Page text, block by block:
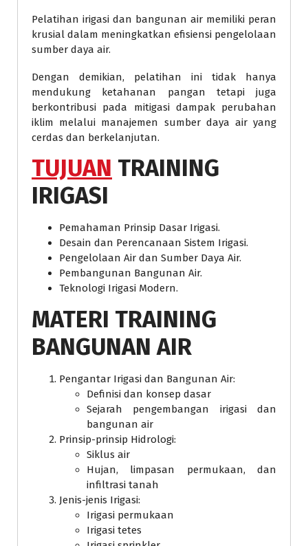
Pelatihan irigasi dan bangunan air memiliki peran
krusial dalam meningkatkan efisiensi pengelolaan
sumber daya air.
Dengan demikian, pelatihan ini tidak hanya
mendukung ketahanan pangan tetapi juga
berkontribusi pada mitigasi dampak perubahan
iklim melalui manajemen sumber daya air yang
cerdas dan berkelanjutan.
TUJUAN TRAINING
IRIGASI
Pemahaman Prinsip Dasar Irigasi.
Desain dan Perencanaan Sistem Irigasi.
Pengelolaan Air dan Sumber Daya Air.
Pembangunan Bangunan Air.
Teknologi Irigasi Modern.
MATERI TRAINING
BANGUNAN AIR
Pengantar Irigasi dan Bangunan Air:
Definisi dan konsep dasar
Sejarah pengembangan irigasi dan
bangunan air
Prinsip-prinsip Hidrologi:
Siklus air
Hujan, limpasan permukaan, dan
infiltrasi tanah
Jenis-jenis Irigasi:
Irigasi permukaan
Irigasi tetes